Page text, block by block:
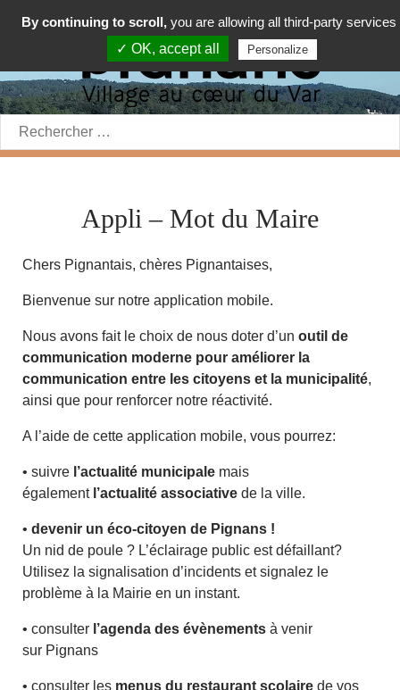
Rechercher:
Appli – Mot du Maire
Chers Pignantais, chères Pignantaises,
Bienvenue sur notre application mobile.
Nous avons fait le choix de nous doter d’un outil de
communication moderne pour améliorer la
communication entre les citoyens et la municipalité,
ainsi que pour renforcer notre réactivité.
A l’aide de cette application mobile, vous pourrez:
• suivre l’actualité municipale mais
également l’actualité associative de la ville.
• devenir un éco-citoyen de Pignans !
Un nid de poule ? L’éclairage public est défaillant?
Utilisez la signalisation d’incidents et signalez le
problème à la Mairie en un instant.
• consulter l’agenda des évènements à venir
sur Pignans
• consulter les menus du restaurant scolaire de vos
By continuing to scroll, you are allowing all third-party services
✓ OK, accept all
Personalize